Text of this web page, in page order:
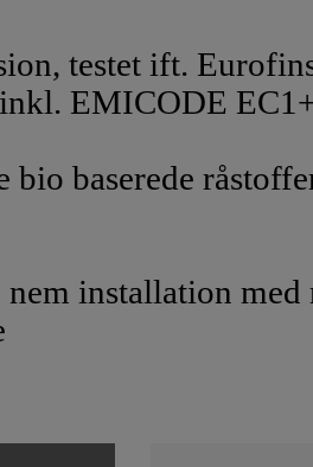
testet ift.
EMICODE
bio baserede
installation med